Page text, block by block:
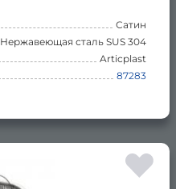
Сатин
Нержавеющая сталь SUS 304
Articplast
87283